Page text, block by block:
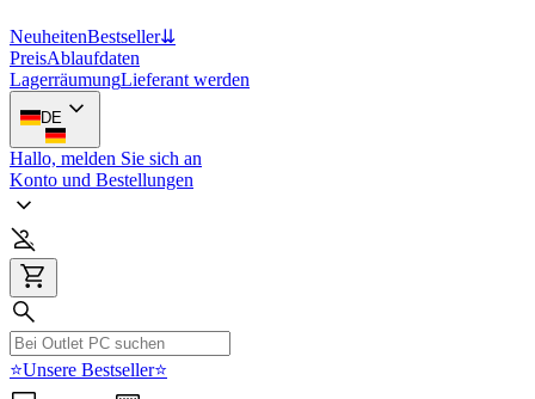
NeuheitenBestseller⇊
PreisAblaufdaten
LagerräumungLieferant werden
DE
Hallo, melden Sie sich an
Konto und Bestellungen
⭐Unsere Bestseller⭐